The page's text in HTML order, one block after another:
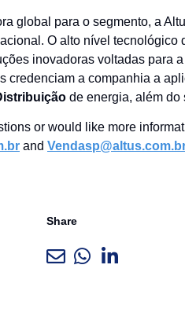
global para o segmento, a
O alto nível
inovadoras voltadas para
credenciam a companhia a
de energia, além do
or would like more
and
Share